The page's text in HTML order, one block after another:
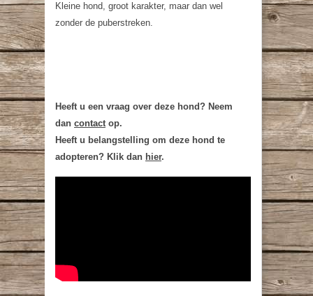
Kleine hond, groot karakter, maar dan wel
zonder de puberstreken.
Heeft u een vraag over deze hond? Neem
dan contactop.
Heeft u belangstelling om deze hond te
adopteren? Klik dan hier.